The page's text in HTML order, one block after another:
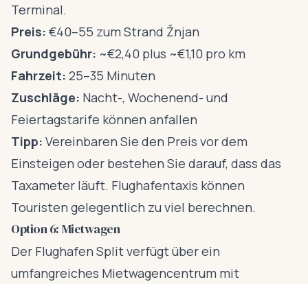
Terminal.
Preis: €40–55 zum Strand Žnjan
Grundgebühr: ~€2,40 plus ~€1,10 pro km
Fahrzeit: 25–35 Minuten
Zuschläge: Nacht-, Wochenend- und
Feiertagstarife können anfallen
Tipp: Vereinbaren Sie den Preis vor dem
Einsteigen oder bestehen Sie darauf, dass das
Taxameter läuft. Flughafentaxis können
Touristen gelegentlich zu viel berechnen.
Option 6: Mietwagen
Der Flughafen Split verfügt über ein
umfangreiches Mietwagencentrum mit